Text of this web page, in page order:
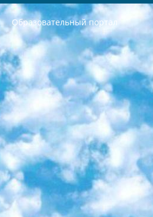
Образовательный портал
РЕСПУБЛИКА УЗБЕКИСТАН МИНИСТРЕРСТВО ДОШКОЛЬНОГО И ШКОЛЬНОГО ОБРАЗОВАНИЯ КОМАНДА в общеобразовательных учреждениях в 2023-2024 учебном году организация и проведение итоговой государственной аттестации обучающихся о Министра дошкольного и школьного образования Республики Узбекистан от 4 марта 2008 года (постановлением Минюста от 20 марта 2008 года № 1778 государственной регистрации) «Итоговое состояние учащихся общего среднего образования на основании положения об утверждении положения об аттестации общего среднего образования выпускной экзамен студентов в образовательных учреждениях в 2023-2024 учебном году В целях организации и прохождения аттестации приказываю: 1. Следующее: перечень предметов, по которым будет проводиться итоговая государственная аттестация и экзамен формы перевода согласно приложению 1; сертификаты международного образца, оценивающие уровень владения иностранными языками перечень согласно приложению 2; 2. Педагогический при специализированных образовательных учреждениях. научно-практический центр квалификации и международной оценки (Д.Давидова) 2024 г. До 25 марта: задания по предметам, по которым будет проводиться итоговая аттестация разработка и утверждение технических условий; итоговая аттестация на основании разработанного предметного задания разработка вопросов по предметам (устно и письменно), экзамен передача; общеобразовательные средние школы и специальные учебные заведения учащиеся выпускных классов школ и интернатов в агентской системе подготовка базы данных экзаменационных материалов и критериев оценки; перевод базы экзаменационных материалов на все языки обучения подать в Республиканский образовательный центр для изготовления; варианты экзаменов на основе разработанных контрольных материалов пусть будут поставлены задачи формирования. 3. Республиканский образовательный центр (Ш.Худайкулов) до 5 апреля 2024 года. до: база данных предоставленных экзаменационных материалов на все языки обучения перевод и экспертиза; для слепых, слабовидящих, глухих, слабослышащих и умственно отсталых детей учащиеся выпускных классов специализированных школ и школ-интернатов база данных экзаменационных материалов на всех преподаваемых языках подготовка критериев оценки; специализированные школы для умственно отсталых детей и технологии для учащихся выпускных классов школ-интернатов разработка соответствующих рекомендаций и критериев проведения ЕГЭ по естествознанию давать задания. 4. Педагогический при специализированных образовательных учреждениях. Научно-практический центр навыков и международной оценки (Д.Давидова), Республика образовательный центр (Худайкулов Ш.) итоговый государственный аттестационный экзамен ориентирован на творческое и логическое мышление при подготовке базы материалов учитывать введение заданий. 5. Следует отметить, что: сертификат государственного образца о знании общеобразовательного предмета и как минимум национальный уровень B1 по предметам на иностранных языках, указанным в Приложении 2. или международно признанный сертификат эквивалентного уровня студенты, изучающие определенный предмет, освобождаются от экзамена; по соответствующим предметам запланирована итоговая государственная аттестация за день до дня, путем жеребьевки Рабочей группой (в письменной форме по предметам, проводимым в форме) из числа сформированных вариантов выбрано 2 варианта; 2 выбранных варианта экзамена анонсированы на официальном сайте министерства и все выпускники по всей стране на основе этих вариантов проводит итоговую государственную аттестацию. 6. Государственное образование учащихся средних общеобразовательных учреждений. знания в соответствии с квалификационными требованиями, которые необходимо приобрести на основании стандартов итоговый (выпускной) контроль для 9 и 11 классов в целях тестирования Экзамены (далее – экзамены) состоят из предметов, перечисленных в приложении 1. будет сделано. 7. Экзамены пройдут с 26 мая по 15 июня 2024 г. (кроме науки физического воспитания). 8. Физическая для учащихся 9 классов общесредних образовательных учреждений. Экзамены по предмету «Образование, квалификация медицина» 1-6 мая 2024 года. сотрудники перевести под присмотр (с отклонениями в физическом или умственном развитии) специализированная школа для детей, школы-интернаты и со сколиозом школы-интернаты санаторного типа для больных детей исключены). 9. Он был слепым, слабовидящим и имел нарушения опорно-двигательного аппарата. экзамены в специализированных школах и интернатах для детей должны проводиться исходя из требований, предъявляемых к общеобразовательным учреждениям (физкультура кроме науки). 10. Специализированная школа для глухих и слабослышащих детей. и экзамены в интернатах и быть реализован в виде письменного теста по математике. 11. Специальность для умственно отсталых детей. Для 9 класса Родной язык и литературное письмо Государственный язык (язык обучения – узбекский). для неклассов) написано Математическое письмо Письменная/устная история Узбекистана Физическое воспитание практично Итоговый контроль Для 11 класса Написание родного языка и литературы (эссе) Математическое письмо Узбекский язык (обучение на узбекском языке) не посещающее общее среднее образование для учреждений)/Образовательное учреждение выбор письменный и устный Иностранный язык письменный/устный Письменная/устная история Узбекистана *По выбору студента:  Химия  Физика  Основы государственного права  География 10 бесплатных образовательных ресурсов - Мы составили подборку онлайн-проектов с интерактивными упражнениями, видеолекциями и статьями. Они помогут вам обрести новые и освежить старые знания бесплатно. 1. «ИНТУИТ» Старейшая образовательная площадка Рунета. Здесь вы найдёте сотни текстовых и видеокурсов на десятки различных тем — от программирования до психологии. Многие курсы подготовлены российскими университетами и крупными международными компаниями вроде Intel и Microsoft. Самостоятельное обучение бесплатное, но желающие могут оплатить услуги персональных наставников. 2. «Смартия» знакомит с актуальными профессиями и подсказывает, как им обучаться. Выбрав заинтересовавшую вас специальность — SMM-специалист, фотограф, веб-дизайнер или другую, — увидите список необходимых для неё умений. Чтобы вы могли освоить их самостоятельно, для каждого умения площадка отображает подборку ссылок на учебные материалы. Хотя «Смартия» ориентируется на русскоязычную аудиторию, часть контента всё же доступна только на английском. 3. «Лекторий Физтеха» Проект Московского физико-технического института (Физтеха). С его помощью вы можете смотреть онлайн серии лекций, записанные на видео в этом вузе. В числе доступных предметов — физика, биология, химия, информационные технологии и другие. К некоторым лекциям администрация ресурса прилагает готовые конспекты, которые можно скачивать в PDF-формате. 4. ITMOcourses Онлайн-площадка Санкт-Петербургского национального исследовательского университета информационных технологий, механики и оптики (ИТМО). Ресурс предоставляет свободный доступ к курсам, разработанным в этом вузе. Каталог материалов